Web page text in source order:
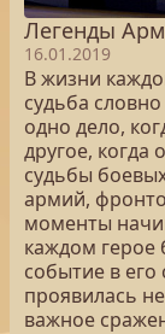
Легенды
16.01.2019
В жизни
судьба
одно дело,
другое, когда
судьбы
армий,
моменты
каждом герое
событие в
проявилась
важное